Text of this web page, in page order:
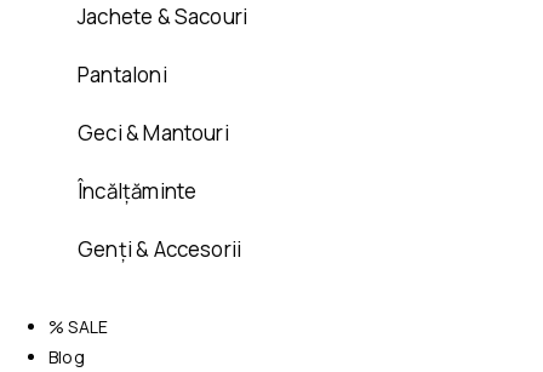
Jachete & Sacouri
Pantaloni
Geci & Mantouri
Încălțăminte
Genți & Accesorii
% SALE
Blog